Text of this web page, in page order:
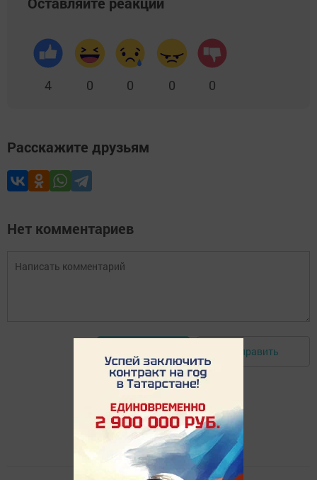
4 0 0 0 0
Расскажите друзьям
Нет комментариев
Отправить